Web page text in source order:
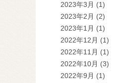
2023年3月 (1)
2023年2月 (2)
2023年1月 (1)
2022年12月 (1)
2022年11月 (1)
2022年10月 (3)
2022年9月 (1)